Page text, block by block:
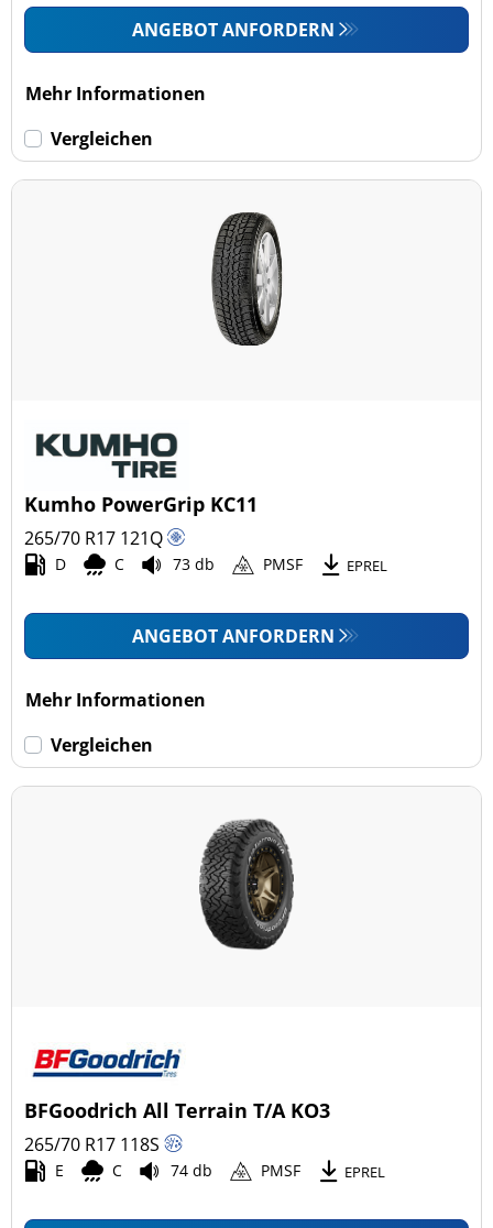
ANGEBOT ANFORDERN
Mehr Informationen
Vergleichen
Kumho PowerGrip KC11
265/70 R17 121Q
D C 73 db PMSF EPREL
ANGEBOT ANFORDERN
Mehr Informationen
Vergleichen
BFGoodrich All Terrain T/A KO3
265/70 R17 118S
E C 74 db PMSF EPREL